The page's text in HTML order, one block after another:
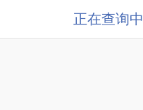
正在查询中